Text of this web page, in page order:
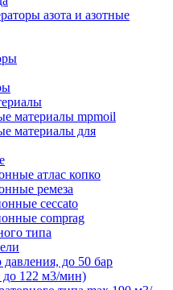
азота и азотные
материалы mpmoil
материалы для
атлас копко
ремеза
ceccato
comprag
типа
до 50 бар
до 122 м3/мин)